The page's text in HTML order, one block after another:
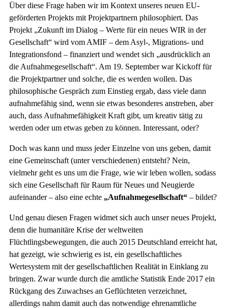
Über diese Frage haben wir im Kontext unseres neuen EU-
geförderten Projekts mit Projektpartnern philosophiert. Das
Projekt „Zukunft im Dialog – Werte für ein neues WIR in der
Gesellschaft“ wird vom AMIF – dem Asyl-, Migrations- und
Integrationsfond – finanziert und wendet sich „ausdrücklich an
die Aufnahmegesellschaft“. Am 19. September war Kickoff für
die Projektpartner und solche, die es werden wollen. Das
philosophische Gespräch zum Einstieg ergab, dass viele dann
aufnahmefähig sind, wenn sie etwas besonderes anstreben, aber
auch, dass Aufnahmefähigkeit Kraft gibt, um kreativ tätig zu
werden oder um etwas geben zu können. Interessant, oder?
Doch was kann und muss jeder Einzelne von uns geben, damit
eine Gemeinschaft (unter verschiedenen) entsteht? Nein,
vielmehr geht es uns um die Frage, wie wir leben wollen, sodass
sich eine Gesellschaft für Raum für Neues und Neugierde
aufeinander – also eine echte „Aufnahmegesellschaft“ – bildet?
Und genau diesen Fragen widmet sich auch unser neues Projekt,
denn die humanitäre Krise der weltweiten
Flüchtlingsbewegungen, die auch 2015 Deutschland erreicht hat,
hat gezeigt, wie schwierig es ist, ein gesellschaftliches
Wertesystem mit der gesellschaftlichen Realität in Einklang zu
bringen. Zwar wurde durch die amtliche Statistik Ende 2017 ein
Rückgang des Zuwachses an Geflüchteten verzeichnet,
allerdings nahm damit auch das notwendige ehrenamtliche